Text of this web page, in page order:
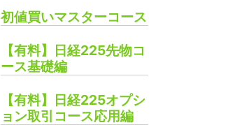
初値買いマスターコース
【有料】日経225先物コ
ース基礎編
【有料】日経225オプシ
ョン取引コース応用編